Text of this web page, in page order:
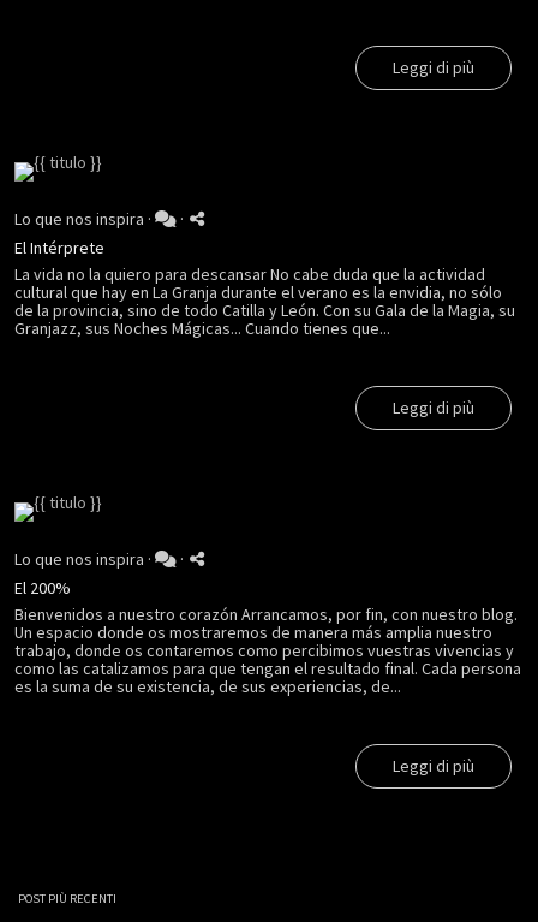
Leggi di più
Lo que nos inspira ·
·
El Intérprete
La vida no la quiero para descansar No cabe duda que la actividad
cultural que hay en La Granja durante el verano es la envidia, no sólo
de la provincia, sino de todo Catilla y León. Con su Gala de la Magia, su
Granjazz, sus Noches Mágicas... Cuando tienes que...
Leggi di più
Lo que nos inspira ·
·
El 200%
Bienvenidos a nuestro corazón Arrancamos, por fin, con nuestro blog.
Un espacio donde os mostraremos de manera más amplia nuestro
trabajo, donde os contaremos como percibimos vuestras vivencias y
como las catalizamos para que tengan el resultado final. Cada persona
es la suma de su existencia, de sus experiencias, de...
Leggi di più
POST PIÙ RECENTI